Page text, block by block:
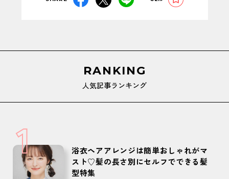
RANKING
人気記事ランキング
1
浴衣ヘアアレンジは簡単おしゃれがマ
スト♡髪の長さ別にセルフでできる髪
型特集